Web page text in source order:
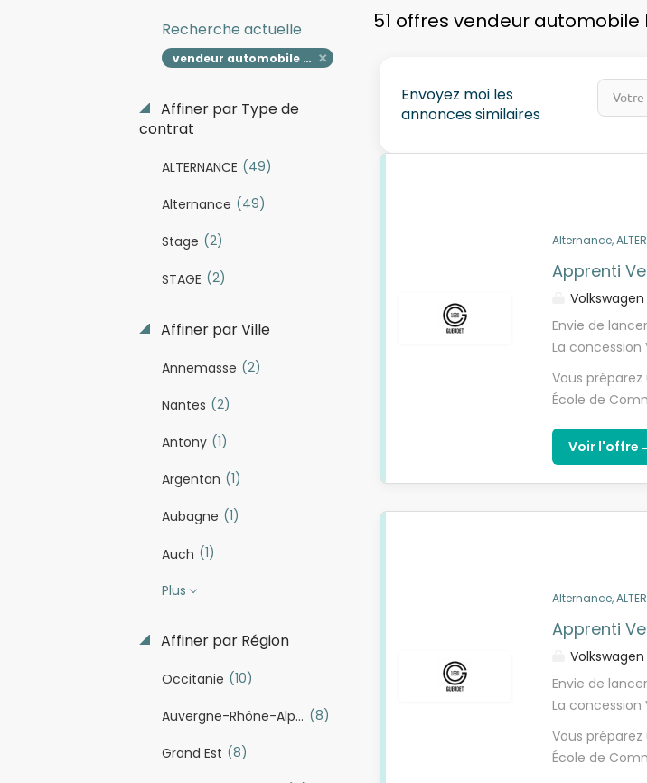
51 offres vendeur automobile
Recherche actuelle
vendeur automobile h f
Affiner par Type de
contrat
ALTERNANCE (49)
Alternance (49)
Stage (2)
STAGE (2)
Affiner par Ville
Annemasse (2)
Nantes (2)
Antony (1)
Argentan (1)
Aubagne (1)
Auch (1)
Plus
Affiner par Région
Occitanie (10)
Auvergne-Rhône-Alpes (8)
Grand Est (8)
Envoyez moi les
annonces similaires
Alternance,
Apprenti
Envie de
La
vendeur
accompagné
dans leur
identifier leurs
technologies.
Vous
École de
affinité avec
de demain un
votre
Voir l'offre
Alternance,
Apprenti
Envie de
La
alternant
Ventes et
nos clients
Vous
École de